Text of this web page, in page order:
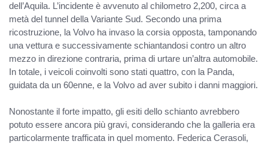
dell’Aquila. L’incidente è avvenuto al chilometro 2,200, circa a
metà del tunnel della Variante Sud. Secondo una prima
ricostruzione, la Volvo ha invaso la corsia opposta, tamponando
una vettura e successivamente schiantandosi contro un altro
mezzo in direzione contraria, prima di urtare un’altra automobile.
In totale, i veicoli coinvolti sono stati quattro, con la Panda,
guidata da un 60enne, e la Volvo ad aver subito i danni maggiori.
Nonostante il forte impatto, gli esiti dello schianto avrebbero
potuto essere ancora più gravi, considerando che la galleria era
particolarmente trafficata in quel momento. Federica Cerasoli,